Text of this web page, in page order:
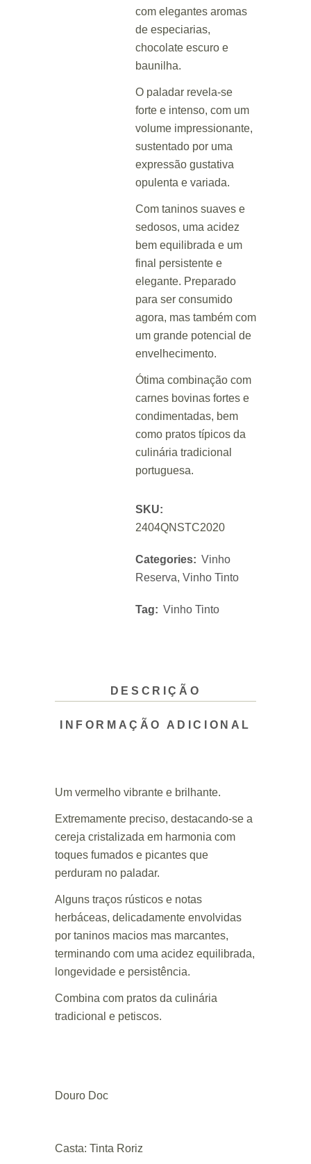
com elegantes aromas
de especiarias,
chocolate escuro e
baunilha.
O paladar revela-se
forte e intenso, com um
volume impressionante,
sustentado por uma
expressão gustativa
opulenta e variada.
Com taninos suaves e
sedosos, uma acidez
bem equilibrada e um
final persistente e
elegante. Preparado
para ser consumido
agora, mas também com
um grande potencial de
envelhecimento.
Ótima combinação com
carnes bovinas fortes e
condimentadas, bem
como pratos típicos da
culinária tradicional
portuguesa.
SKU:
2404QNSTC2020
Categories: Vinho
Reserva, Vinho Tinto
Tag: Vinho Tinto
DESCRIÇÃO
INFORMAÇÃO ADICIONAL
Um vermelho vibrante e brilhante.
Extremamente preciso, destacando-se a
cereja cristalizada em harmonia com
toques fumados e picantes que
perduram no paladar.
Alguns traços rústicos e notas
herbáceas, delicadamente envolvidas
por taninos macios mas marcantes,
terminando com uma acidez equilibrada,
longevidade e persistência.
Combina com pratos da culinária
tradicional e petiscos.
Douro Doc
Casta: Tinta Roriz